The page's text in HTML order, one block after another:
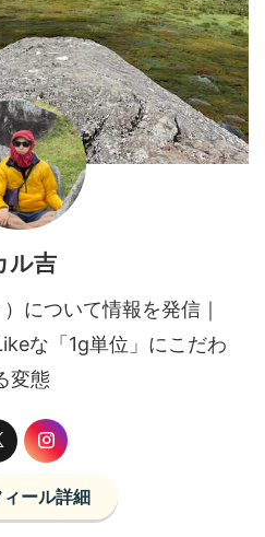
ル吉
について情報を発信｜
な「1g単位」にこだわ
変態
ール詳細